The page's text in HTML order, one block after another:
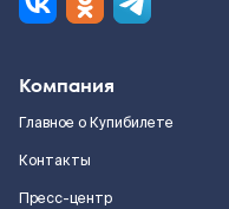
Компания
Главное о Купибилете
Контакты
Пресс-центр